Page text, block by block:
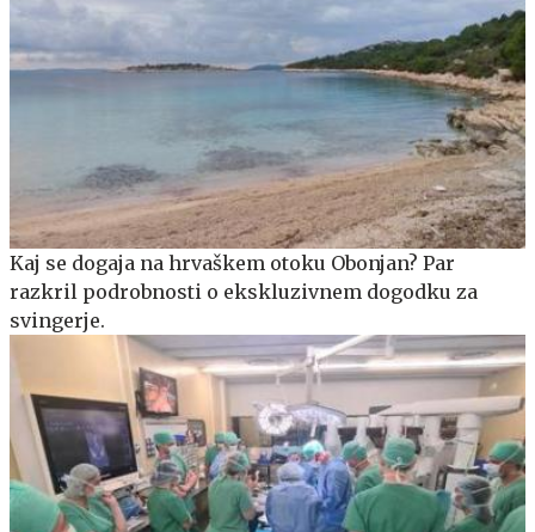
Kaj se dogaja na hrvaškem otoku Obonjan? Par
razkril podrobnosti o ekskluzivnem dogodku za
svingerje.